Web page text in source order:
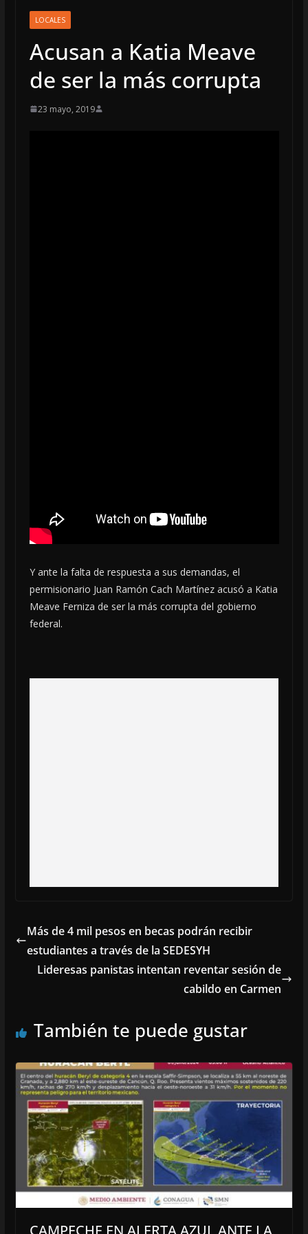
LOCALES
Acusan a Katia Meave
de ser la más corrupta
23 mayo, 2019
Y ante la falta de respuesta a sus demandas, el
permisionario Juan Ramón Cach Martínez acusó a Katia
Meave Ferniza de ser la más corrupta del gobierno
federal.
Más de 4 mil pesos en becas podrán recibir
estudiantes a través de la SEDESYH
Lideresas panistas intentan reventar sesión de
cabildo en Carmen
También te puede gustar